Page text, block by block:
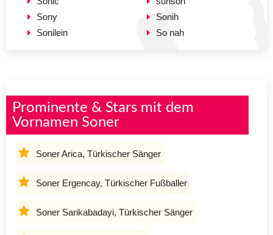
Sony
Sonilein
Sonih
So nah
Prominente & Stars mit dem
Vornamen Soner
Soner Arica, Türkischer Sänger
Soner Ergencay, Türkischer Fußballer
Soner Sarikabadayi, Türkischer Sänger